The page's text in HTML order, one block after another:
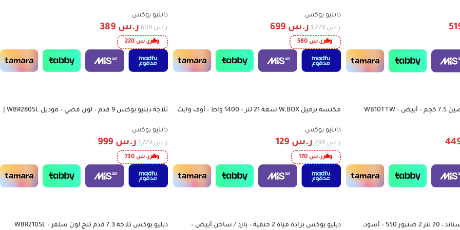
دابليو بوكس
ر.س 1,279 ر.س 699
وفرر.س
دابليو بوكس
ر.س 609 ر.س 389
وفرر.س
-57%
مكنسة برميل W.BOX سعة 21 لتر – 1400 واط – أوف وايت
دابليو بوكس
ر.س 299 ر.س 129
وفرر.س
-42%
دابليو بوكس
ر.س 1,729 ر.س 999
وفرر.س
دبليو بوكس برادة ستاند ، 20 لتر 2 صنبور 550 – أسود،
-51%
دبليو بوكس برادة مياه 2 حنفية – بارد / ساخن أبيض –
-22%
دبليو بوكس ثلاجة 7.3 قدم ثلج لون سلفر – WBR210SL